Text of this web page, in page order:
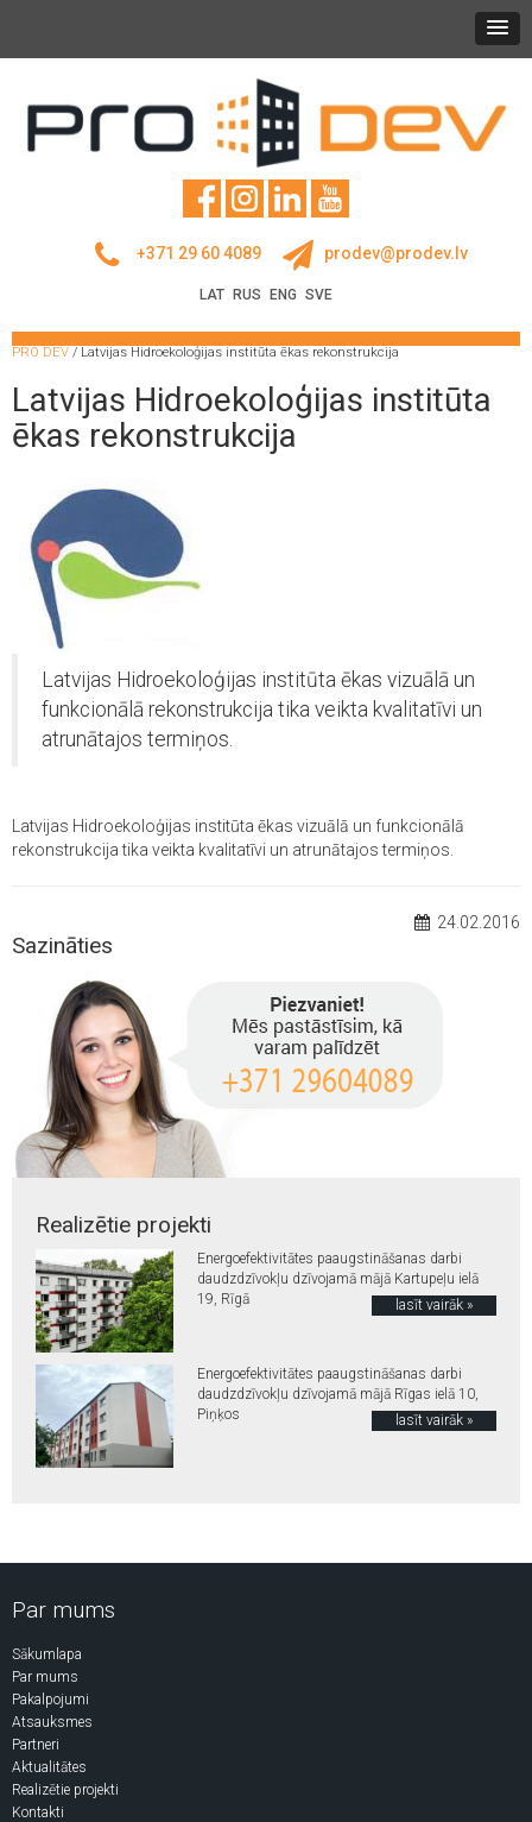
+371 29 60 4089 prodev@prodev.lv
LAT RUS ENG SVE
PRO DEV / Latvijas Hidroekoloģijas institūta ēkas rekonstrukcija
Latvijas Hidroekoloģijas institūta
ēkas rekonstrukcija
Latvijas Hidroekoloģijas institūta ēkas vizuālā un
funkcionālā rekonstrukcija tika veikta kvalitatīvi un
atrunātajos termiņos.
Latvijas Hidroekoloģijas institūta ēkas vizuālā un funkcionālā
rekonstrukcija tika veikta kvalitatīvi un atrunātajos termiņos.
24.02.2016
Sazināties
Realizētie projekti
Energoefektivitātes paaugstināšanas darbi
daudzdzīvokļu dzīvojamā mājā Kartupeļu ielā
19, Rīgā
lasīt vairāk »
Energoefektivitātes paaugstināšanas darbi
daudzdzīvokļu dzīvojamā mājā Rīgas ielā 10,
Piņķos
lasīt vairāk »
Par mums
Sākumlapa
Par mums
Pakalpojumi
Atsauksmes
Partneri
Aktualitātes
Realizētie projekti
Kontakti